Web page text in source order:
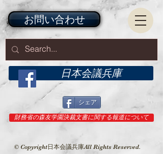
日本会議兵庫
© Copyright日本会議兵庫All Rights Reserved.
シェア
お問い合わせ
財務省の森友学園決裁文書に関する報道について